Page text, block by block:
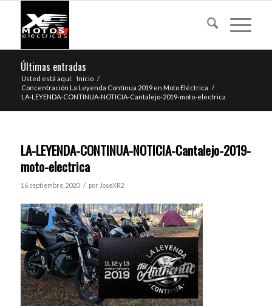
Últimas entradas
Usted está aquí: Inicio /
Concentración La Leyenda Continua 2019 en Moto Eléctrica /
LA-LEYENDA-CONTINUA-NOTICIA-Cantalejo-2019-moto-electrica
LA-LEYENDA-CONTINUA-NOTICIA-Cantalejo-2019-
moto-electrica
16 septiembre, 2020 / por JoseXR2